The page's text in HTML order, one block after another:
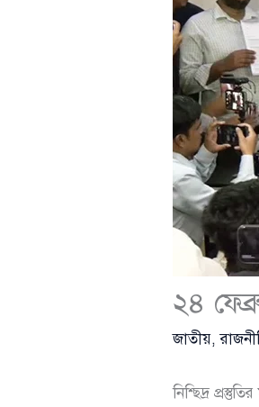
২৪
জাতীয়,
নিশ্ছিদ্র